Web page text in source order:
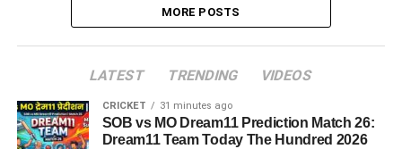
MORE POSTS
LATEST TRENDING VIDEOS
CRICKET 31 minutes ago
SOB vs MO Dream11 Prediction Match 26:
Dream11 Team Today The Hundred 2026